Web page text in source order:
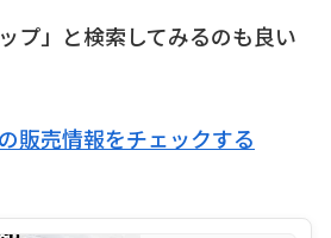
プ」と検索してみるのも良い
販売情報をチェックする